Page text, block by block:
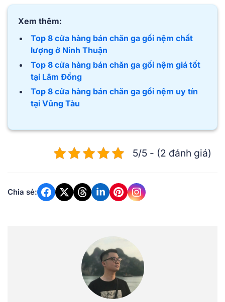
Xem thêm:
Top 8 cửa hàng bán chăn ga gối nệm chất
lượng ở Ninh Thuận
Top 8 cửa hàng bán chăn ga gối nệm giá tốt
tại Lâm Đồng
Top 8 cửa hàng bán chăn ga gối nệm uy tín
tại Vũng Tàu
5/5 - (2 đánh giá)
Chia sẻ: